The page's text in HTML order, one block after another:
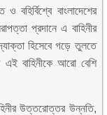
বহির্বিশ্বে বাংলাদেশের
প্রদানে এ বাহিনীর
হিসেবে গড়ে তুলতে
এই বাহিনীকে আরো বেশি
উত্তরোত্তর উন্নতি,